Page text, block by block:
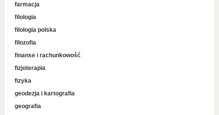
farmacja
filologia
filologia polska
filozofia
finanse i rachunkowość
fizjoterapia
fizyka
geodezja i kartografia
geografia